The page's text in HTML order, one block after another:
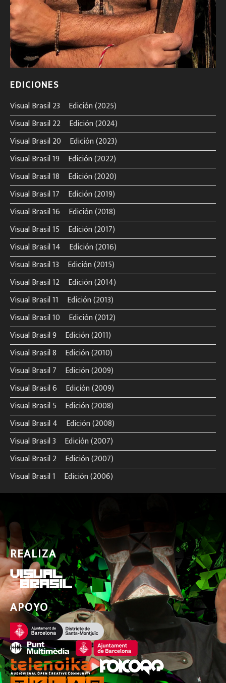
EDICIONES
Visual Brasil 23º Edición (2025)
Visual Brasil 22º Edición (2024)
Visual Brasil 20º Edición (2023)
Visual Brasil 19º Edición (2022)
Visual Brasil 18º Edición (2020)
Visual Brasil 17º Edición (2019)
Visual Brasil 16º Edición (2018)
Visual Brasil 15º Edición (2017)
Visual Brasil 14º Edición (2016)
Visual Brasil 13º Edición (2015)
Visual Brasil 12º Edición (2014)
Visual Brasil 11º Edición (2013)
Visual Brasil 10º Edición (2012)
Visual Brasil 9º Edición (2011)
Visual Brasil 8º Edición (2010)
Visual Brasil 7º Edición (2009)
Visual Brasil 6º Edición (2009)
Visual Brasil 5º Edición (2008)
Visual Brasil 4º Edición (2008)
Visual Brasil 3º Edición (2007)
Visual Brasil 2º Edición (2007)
Visual Brasil 1º Edición (2006)
REALIZA
APOYO